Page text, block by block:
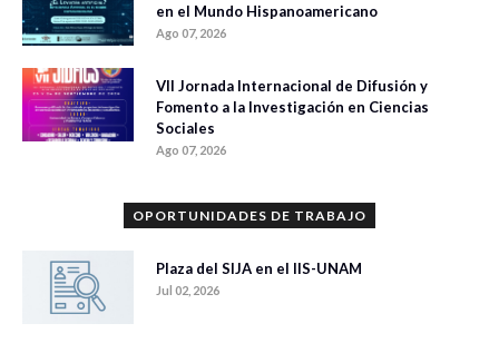
en el Mundo Hispanoamericano
Ago 07, 2026
VII Jornada Internacional de Difusión y
Fomento a la Investigación en Ciencias
Sociales
Ago 07, 2026
OPORTUNIDADES DE TRABAJO
Plaza del SIJA en el IIS-UNAM
Jul 02, 2026